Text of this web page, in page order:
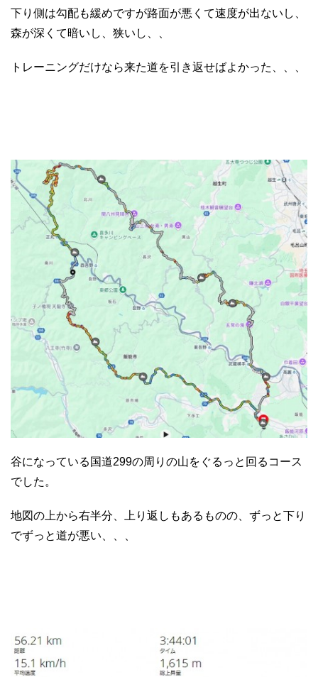
下り側は勾配も緩めですが路面が悪くて速度が出ないし、
森が深くて暗いし、狭いし、、
トレーニングだけなら来た道を引き返せばよかった、、、
谷になっている国道299の周りの山をぐるっと回るコース
でした。
地図の上から右半分、上り返しもあるものの、ずっと下り
でずっと道が悪い、、、